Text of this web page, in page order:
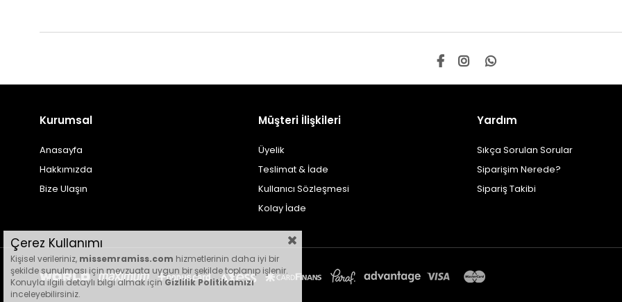
Kurumsal
Anasayfa
Hakkımızda
Bize Ulaşın
Müşteri İlişkileri
Üyelik
Teslimat & İade
Kullanıcı Sözleşmesi
Kolay İade
Yardım
Sıkça Sorulan Sorular
Siparişim Nerede?
Sipariş Takibi
Çerez Kullanımı
Kişisel verileriniz, missemramiss.com hizmetlerinin daha iyi bir
şekilde sunulması için mevzuata uygun bir şekilde toplanıp işlenir.
Konuyla ilgili detaylı bilgi almak için Gizlilik Politikamızı
inceleyebilirsiniz.